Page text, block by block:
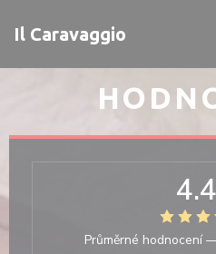
Il Caravaggio
4.4
Průměrné hodnocení